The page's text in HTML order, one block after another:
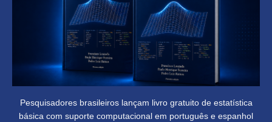
Pesquisadores brasileiros lançam livro gratuito de estatística
básica com suporte computacional em português e espanhol